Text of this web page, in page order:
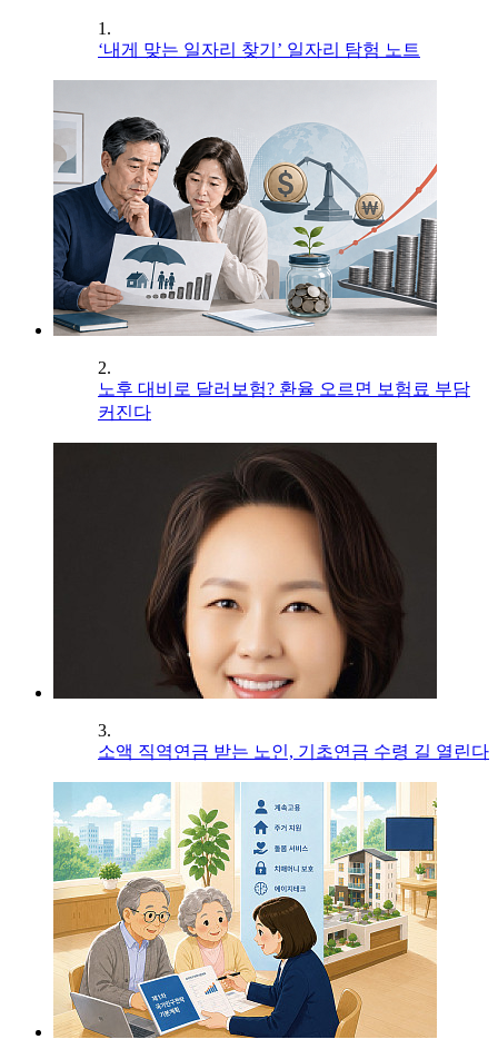
1.
‘내게 맞는 일자리 찾기’ 일자리 탐험 노트
2.
노후 대비로 달러보험? 환율 오르면 보험료 부담
커진다
3.
소액 직역연금 받는 노인, 기초연금 수령 길 열린다